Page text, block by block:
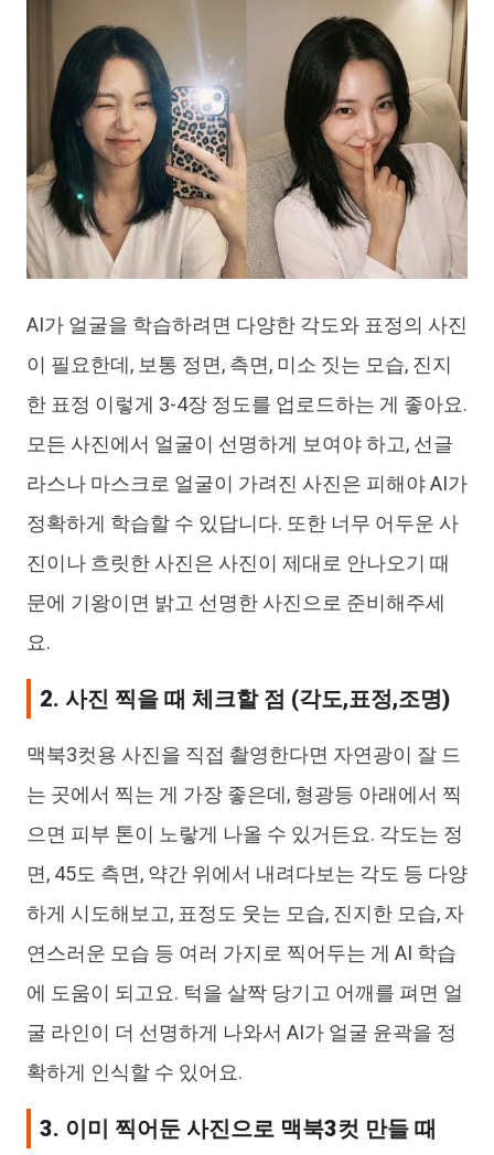
AI가 얼굴을 학습하려면 다양한 각도와 표정의 사진
이 필요한데, 보통 정면, 측면, 미소 짓는 모습, 진지
한 표정 이렇게 3-4장 정도를 업로드하는 게 좋아요.
모든 사진에서 얼굴이 선명하게 보여야 하고, 선글
라스나 마스크로 얼굴이 가려진 사진은 피해야 AI가
정확하게 학습할 수 있답니다. 또한 너무 어두운 사
진이나 흐릿한 사진은 사진이 제대로 안나오기 때
문에 기왕이면 밝고 선명한 사진으로 준비해주세
요.
2. 사진 찍을 때 체크할 점 (각도,표정,조명)
맥북3컷용 사진을 직접 촬영한다면 자연광이 잘 드
는 곳에서 찍는 게 가장 좋은데, 형광등 아래에서 찍
으면 피부 톤이 노랗게 나올 수 있거든요. 각도는 정
면, 45도 측면, 약간 위에서 내려다보는 각도 등 다양
하게 시도해보고, 표정도 웃는 모습, 진지한 모습, 자
연스러운 모습 등 여러 가지로 찍어두는 게 AI 학습
에 도움이 되고요. 턱을 살짝 당기고 어깨를 펴면 얼
굴 라인이 더 선명하게 나와서 AI가 얼굴 윤곽을 정
확하게 인식할 수 있어요.
3. 이미 찍어둔 사진으로 맥북3컷 만들 때